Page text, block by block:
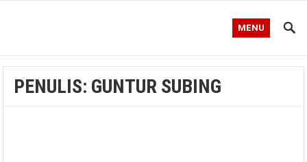
MENU
PENULIS: GUNTUR SUBING